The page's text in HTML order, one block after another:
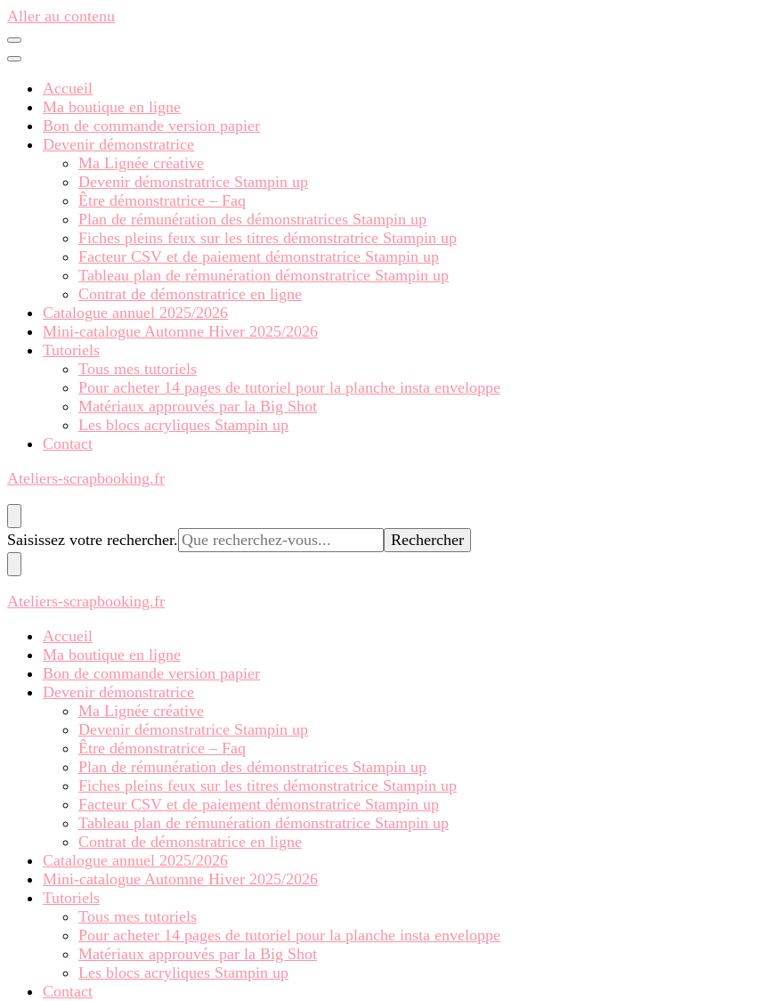
Aller au contenu
Accueil
Ma boutique en ligne
Bon de commande version papier
Devenir démonstratrice
Ma Lignée créative
Devenir démonstratrice Stampin up
Être démonstratrice – Faq
Plan de rémunération des démonstratrices Stampin up
Fiches pleins feux sur les titres démonstratrice Stampin up
Facteur CSV et de paiement démonstratrice Stampin up
Tableau plan de rémunération démonstratrice Stampin up
Contrat de démonstratrice en ligne
Catalogue annuel 2025/2026
Mini-catalogue Automne Hiver 2025/2026
Tutoriels
Tous mes tutoriels
Pour acheter 14 pages de tutoriel pour la planche insta enveloppe
Matériaux approuvés par la Big Shot
Les blocs acryliques Stampin up
Contact
Ateliers-scrapbooking.fr
Vous
recherchiez
quelque
chose ?
Saisissez votre rechercher.
Ateliers-scrapbooking.fr
Accueil
Ma boutique en ligne
Bon de commande version papier
Devenir démonstratrice
Ma Lignée créative
Devenir démonstratrice Stampin up
Être démonstratrice – Faq
Plan de rémunération des démonstratrices Stampin up
Fiches pleins feux sur les titres démonstratrice Stampin up
Facteur CSV et de paiement démonstratrice Stampin up
Tableau plan de rémunération démonstratrice Stampin up
Contrat de démonstratrice en ligne
Catalogue annuel 2025/2026
Mini-catalogue Automne Hiver 2025/2026
Tutoriels
Tous mes tutoriels
Pour acheter 14 pages de tutoriel pour la planche insta enveloppe
Matériaux approuvés par la Big Shot
Les blocs acryliques Stampin up
Contact